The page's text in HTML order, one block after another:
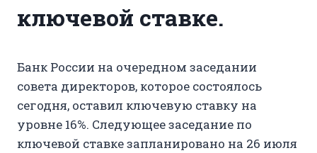
ключевой ставке.
Банк России на очередном заседании
совета директоров, которое состоялось
сегодня, оставил ключевую ставку на
уровне 16%. Следующее заседание по
ключевой ставке запланировано на 26 июля